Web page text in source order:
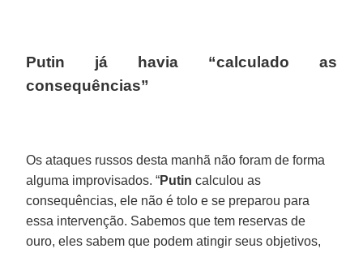
Putin já havia “calculado as
consequências”
Os ataques russos desta manhã não foram de forma
alguma improvisados. “Putin calculou as
consequências, ele não é tolo e se preparou para
essa intervenção. Sabemos que tem reservas de
ouro, eles sabem que podem atingir seus objetivos,